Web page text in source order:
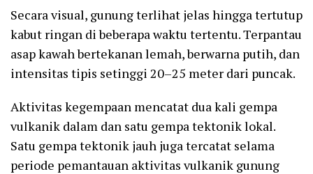
Secara visual, gunung terlihat jelas hingga tertutup
kabut ringan di beberapa waktu tertentu. Terpantau
asap kawah bertekanan lemah, berwarna putih, dan
intensitas tipis setinggi 20–25 meter dari puncak.
Aktivitas kegempaan mencatat dua kali gempa
vulkanik dalam dan satu gempa tektonik lokal.
Satu gempa tektonik jauh juga tercatat selama
periode pemantauan aktivitas vulkanik gunung